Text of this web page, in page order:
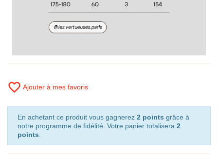
favorite_border Ajouter à mes favoris
En achetant ce produit vous gagnerez 2 points grâce à
notre programme de fidélité. Votre panier totalisera 2
points